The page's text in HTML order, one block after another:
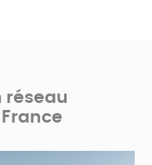
réseau